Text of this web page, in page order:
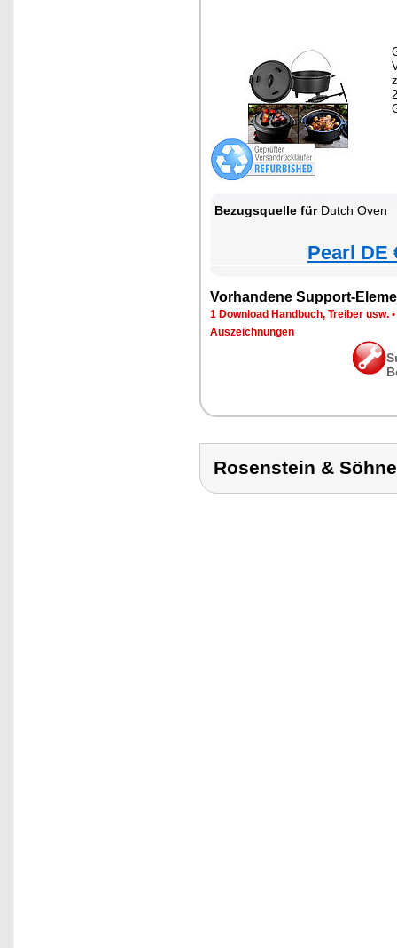
Bezugsquelle fürDutch Oven
Pearl DE
Vorhandene Support-
1 Download Handbuch, Treiber usw. •
Auszeichnungen
Rosenstein &